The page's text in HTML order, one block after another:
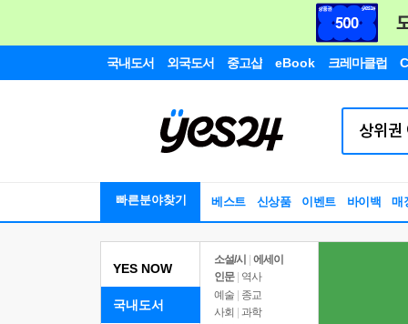
국내도서 외국도서 중고샵 eBook 크레마클럽
빠른분야찾기 베스트 신상품 이벤트 바이백 매
YES NOW
국내도서
소설/시
에세이
인문
역사
예술 | 종교
사회 | 과학